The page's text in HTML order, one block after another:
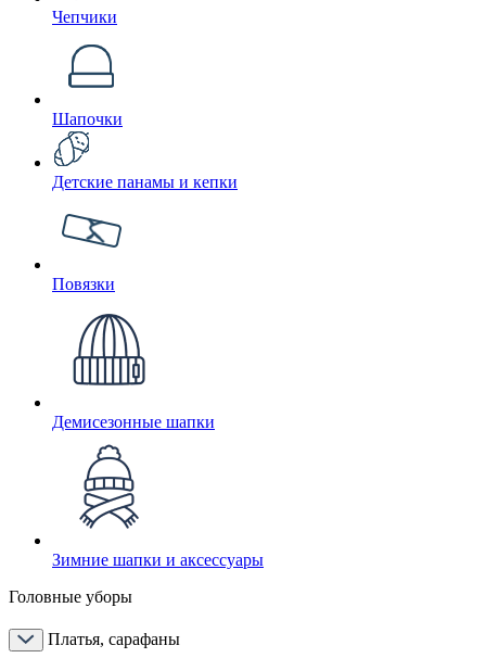
Чепчики
Шапочки
Детские панамы и кепки
Повязки
Демисезонные шапки
Зимние шапки и аксессуары
Головные уборы
Платья, сарафаны